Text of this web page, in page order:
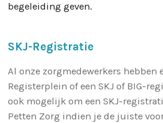
begeleiding geven.
SKJ-Registratie
Al onze zorgmedewerkers hebben
Registerplein of een SKJ of BIG-
ook mogelijk om een SKJ-
Petten Zorg indien je de juiste